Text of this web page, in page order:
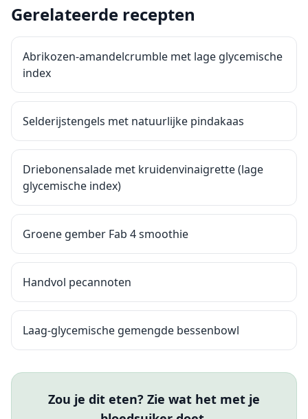
Gerelateerde recepten
Abrikozen-amandelcrumble met lage glycemische
index
Selderijstengels met natuurlijke pindakaas
Driebonensalade met kruidenvinaigrette (lage
glycemische index)
Groene gember Fab 4 smoothie
Handvol pecannoten
Laag-glycemische gemengde bessenbowl
Zou je dit eten? Zie wat het met je